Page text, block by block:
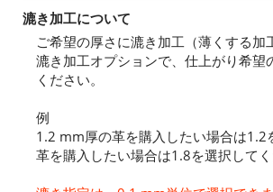
漉き加工について
ご希望の厚さに漉き加工（薄くする加
漉き加工オプションで、仕上がり希望
ください。
例
1.2 mm厚の革を購入したい場合は
革を購入したい場合は1.8を選択してく